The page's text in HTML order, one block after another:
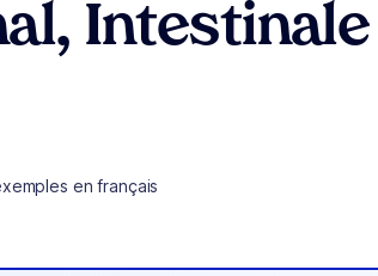
Intestinale
en français